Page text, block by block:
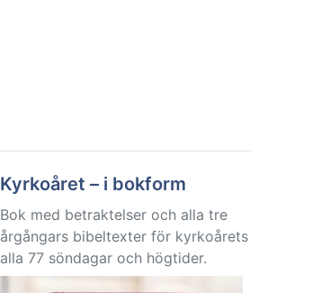
Kyrkoåret – i bokform
Bok med betraktelser och alla tre
årgångars bibeltexter för kyrkoårets
alla 77 söndagar och högtider.